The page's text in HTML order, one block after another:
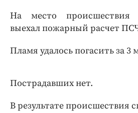
На место происшествия
выехал пожарный расчет
Пламя удалось погасить за 3
Пострадавших нет.
В результате происшествия